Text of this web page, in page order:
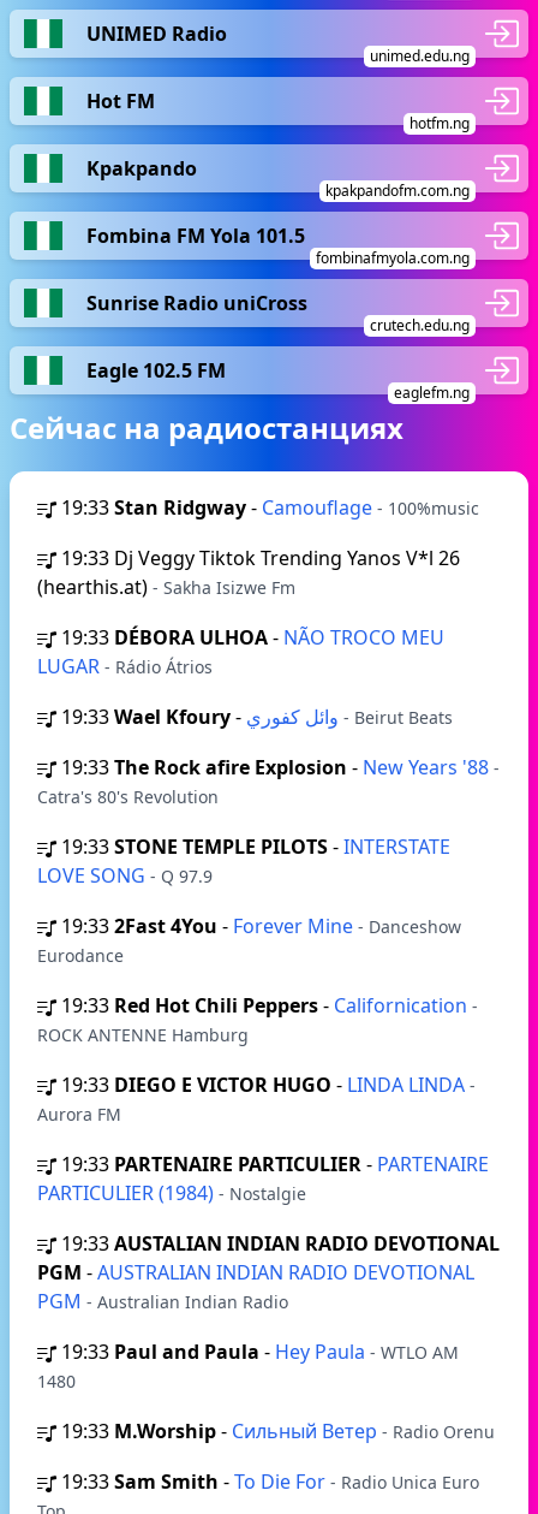
UNIMED Radio
unimed.edu.ng
Hot FM
hotfm.ng
Kpakpando
kpakpandofm.com.ng
Fombina FM Yola 101.5
fombinafmyola.com.ng
Sunrise Radio uniCross
crutech.edu.ng
Eagle 102.5 FM
eaglefm.ng
Сейчас на радиостанциях
19:33Stan Ridgway- Camouflage - 100%music
19:33 Dj Veggy Tiktok Trending Yanos V*l 26
(hearthis.at) - Sakha Isizwe Fm
19:33 DÉBORA ULHOA- NÃO TROCO MEU
LUGAR - Rádio Átrios
19:33Wael Kfoury- - Beirut Beats
19:33The Rock afire Explosion - New Years '88 -
Catra's 80's Revolution
19:33STONE TEMPLE PILOTS-INTERSTATE
LOVE SONG - Q 97.9
19:332Fast 4You - Forever Mine - Danceshow
Eurodance
19:33 Red Hot Chili Peppers- Californication -
ROCK ANTENNE Hamburg
19:33 DIEGO E VICTOR HUGO - LINDA LINDA -
Aurora FM
19:33 PARTENAIRE PARTICULIER- PARTENAIRE
PARTICULIER (1984) - Nostalgie
19:33AUSTALIAN INDIAN RADIO DEVOTIONAL
PGM -AUSTRALIAN INDIAN RADIO DEVOTIONAL
PGM - Australian Indian Radio
19:33 Paul and Paula - Hey Paula - WTLO AM
1480
19:33 M.Worship- Сильный Ветер - Radio Orenu
19:33Sam Smith -To Die For - Radio Unica Euro